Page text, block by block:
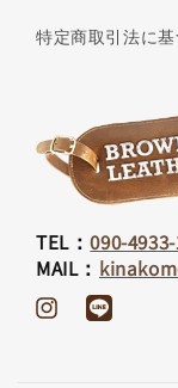
特定商取引法に
TEL：090-
MAIL：
InstagramTranslation